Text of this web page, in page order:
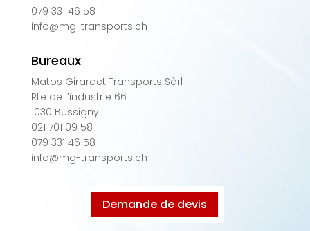
079 331 46 58
info@mg-transports.ch
Bureaux
Matos Girardet Transports Sàrl
Rte de l’industrie 66
1030 Bussigny
021 701 09 58
079 331 46 58
info@mg-transports.ch
Demande de devis